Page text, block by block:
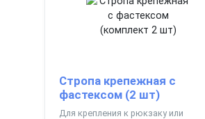
Стропа крепежная с
фастексом (2 шт)
Для крепления к рюкзаку или